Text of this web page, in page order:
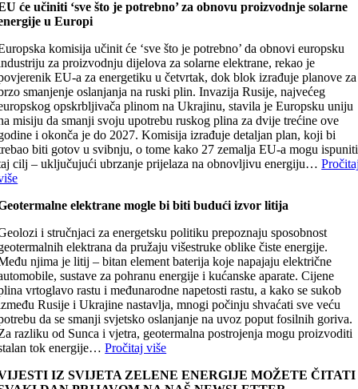
će učiniti ‘sve što je potrebno’ za obnovu proizvodnje solarne
u Europi
komisija učinit će ‘sve što je potrebno’ da obnovi europsku
za proizvodnju dijelova za solarne elektrane, rekao je
EU-a za energetiku u četvrtak, dok blok izrađuje planove za
smanjenje oslanjanja na ruski plin. Invazija Rusije, najvećeg
opskrbljivača plinom na Ukrajinu, stavila je Europsku uniju
misiju da smanji svoju upotrebu ruskog plina za dvije trećine ove
i okonča je do 2027. Komisija izrađuje detaljan plan, koji bi
biti gotov u svibnju, o tome kako 27 zemalja EU-a mogu ispuniti
cilj – uključujući ubrzanje prijelaza na obnovljivu energiju…
elektrane mogle bi biti budući izvor litija
i stručnjaci za energetsku politiku prepoznaju sposobnost
elektrana da pružaju višestruke oblike čiste energije.
njima je litij – bitan element baterija koje napajaju električne
sustave za pohranu energije i kućanske aparate. Cijene
vrtoglavo rastu i međunarodne napetosti rastu, a kako se sukob
Rusije i Ukrajine nastavlja, mnogi počinju shvaćati sve veću
da se smanji svjetsko oslanjanje na uvoz poput fosilnih goriva.
razliku od Sunca i vjetra, geotermalna postrojenja mogu proizvoditi
tok energije…Pročitaj više
IZ SVIJETA ZELENE ENERGIJE MOŽETE ČITATI